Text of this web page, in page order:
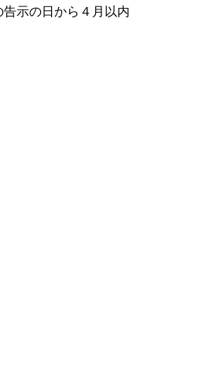
示の日から４月以内